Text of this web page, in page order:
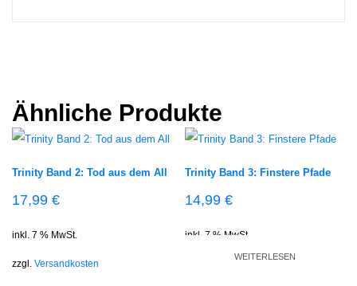
Ähnliche Produkte
Trinity Band 2: Tod aus dem All
17,99 €
inkl. 7 % MwSt.
zzgl. Versandkosten
Trinity Band 3: Finstere Pfade
14,99€
inkl. 7 % MwSt.
Versandkosten
WEITERLESEN